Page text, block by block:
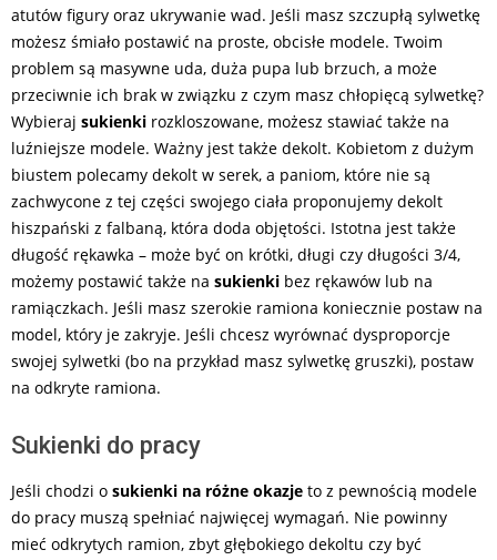
atutów figury oraz ukrywanie wad. Jeśli masz szczupłą sylwetkę
możesz śmiało postawić na proste, obcisłe modele. Twoim
problem są masywne uda, duża pupa lub brzuch, a może
przeciwnie ich brak w związku z czym masz chłopięcą sylwetkę?
Wybieraj sukienki rozkloszowane, możesz stawiać także na
luźniejsze modele. Ważny jest także dekolt. Kobietom z dużym
biustem polecamy dekolt w serek, a paniom, które nie są
zachwycone z tej części swojego ciała proponujemy dekolt
hiszpański z falbaną, która doda objętości. Istotna jest także
długość rękawka – może być on krótki, długi czy długości 3/4,
możemy postawić także na sukienki bez rękawów lub na
ramiączkach. Jeśli masz szerokie ramiona koniecznie postaw na
model, który je zakryje. Jeśli chcesz wyrównać dysproporcje
swojej sylwetki (bo na przykład masz sylwetkę gruszki), postaw
na odkryte ramiona.
Sukienki do pracy
Jeśli chodzi o sukienki na różne okazje to z pewnością modele
do pracy muszą spełniać najwięcej wymagań. Nie powinny
mieć odkrytych ramion, zbyt głębokiego dekoltu czy być